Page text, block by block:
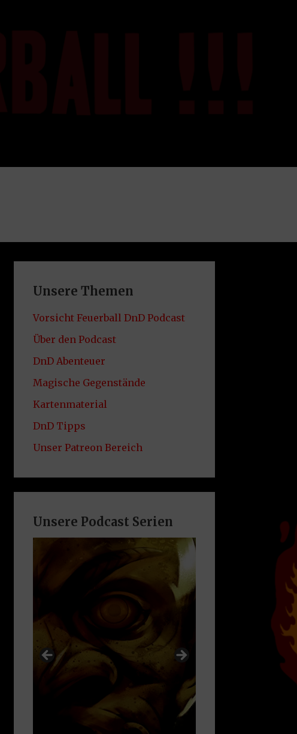
Unsere Themen
Vorsicht Feuerball DnD Podcast
Über den Podcast
DnD Abenteuer
Magische Gegenstände
Kartenmaterial
DnD Tipps
Unser Patreon Bereich
Unsere Podcast Serien